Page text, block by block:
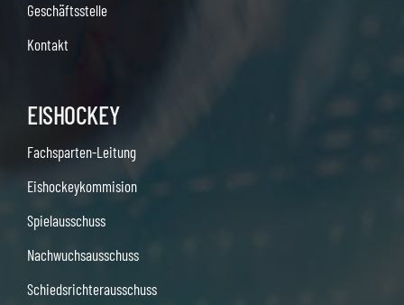
Geschäftsstelle
Kontakt
EISHOCKEY
Fachsparten-Leitung
Eishockeykommision
Spielausschuss
Nachwuchsausschuss
Schiedsrichterausschuss